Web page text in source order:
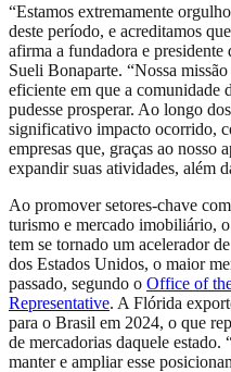
“Estamos extremamente
deste período, e acreditamos
afirma a fundadora e
Sueli Bonaparte. “Nossa
eficiente em que a comunidade
pudesse prosperar. Ao longo
significativo impacto ocorrido,
empresas que, graças ao nosso
expandir suas atividades, além
Ao promover setores-chave
turismo e mercado imobiliário,
tem se tornado um acelerador
dos Estados Unidos, o maior
passado, segundo o Office of
Representative. A Flórida
para o Brasil em 2024, o que
de mercadorias daquele
manter e ampliar esse